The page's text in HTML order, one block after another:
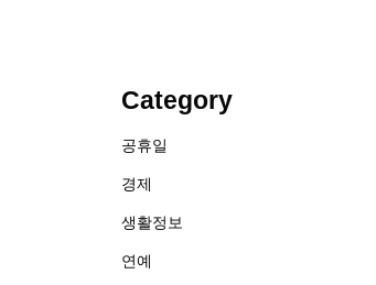
Category
공휴일
경제
생활정보
연예